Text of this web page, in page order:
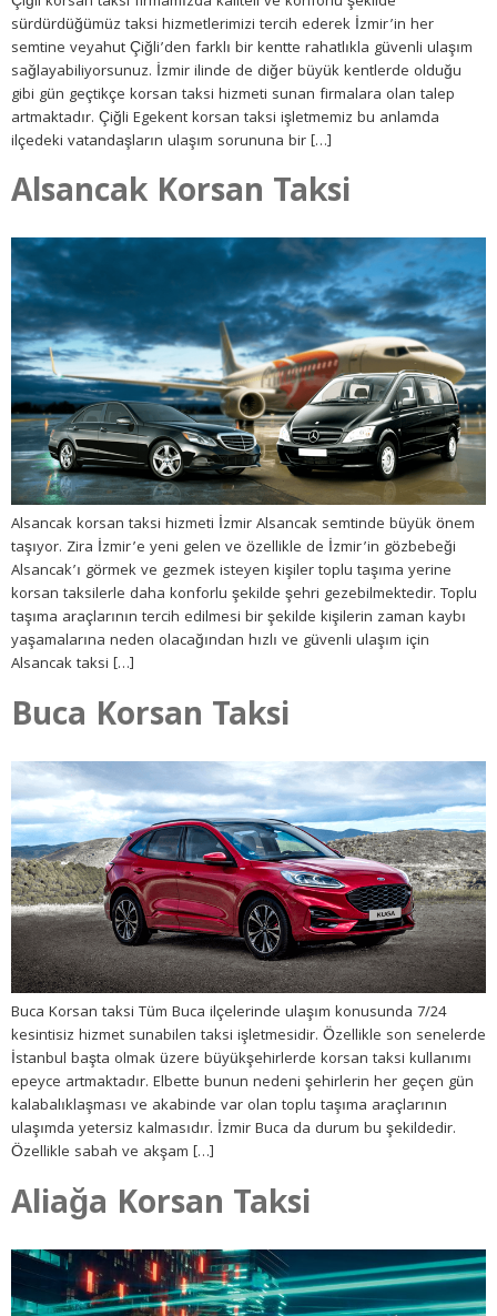
sürdürdüğümüz taksi hizmetlerimizi tercih ederek İzmir’in her
semtine veyahut Çiğli’den farklı bir kentte rahatlıkla güvenli ulaşım
sağlayabiliyorsunuz. İzmir ilinde de diğer büyük kentlerde olduğu
gibi gün geçtikçe korsan taksi hizmeti sunan firmalara olan talep
artmaktadır. Çiğli Egekent korsan taksi işletmemiz bu anlamda
ilçedeki vatandaşların ulaşım sorununa bir […]
Alsancak Korsan Taksi
Alsancak korsan taksi hizmeti İzmir Alsancak semtinde büyük önem
taşıyor. Zira İzmir’e yeni gelen ve özellikle de İzmir’in gözbebeği
Alsancak’ı görmek ve gezmek isteyen kişiler toplu taşıma yerine
korsan taksilerle daha konforlu şekilde şehri gezebilmektedir. Toplu
taşıma araçlarının tercih edilmesi bir şekilde kişilerin zaman kaybı
yaşamalarına neden olacağından hızlı ve güvenli ulaşım için
Alsancak taksi […]
Buca Korsan Taksi
Buca Korsan taksi Tüm Buca ilçelerinde ulaşım konusunda 7/24
kesintisiz hizmet sunabilen taksi işletmesidir. Özellikle son senelerde
İstanbul başta olmak üzere büyükşehirlerde korsan taksi kullanımı
epeyce artmaktadır. Elbette bunun nedeni şehirlerin her geçen gün
kalabalıklaşması ve akabinde var olan toplu taşıma araçlarının
ulaşımda yetersiz kalmasıdır. İzmir Buca da durum bu şekildedir.
Özellikle sabah ve akşam […]
Aliağa Korsan Taksi